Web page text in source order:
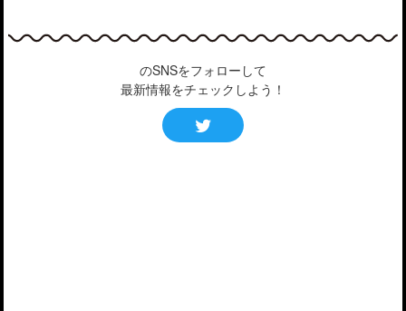
のSNSをフォローして
最新情報をチェックしよう！